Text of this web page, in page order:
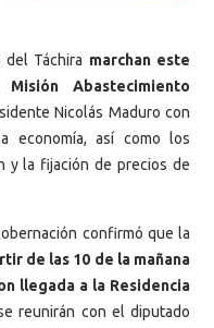
Táchira marchan este
Abastecimiento
Nicolás Maduro con
así como los
y la fijación de precios de
confirmó que la
de las 10 de la mañana
llegada a la Residencia
reunirán con el diputado